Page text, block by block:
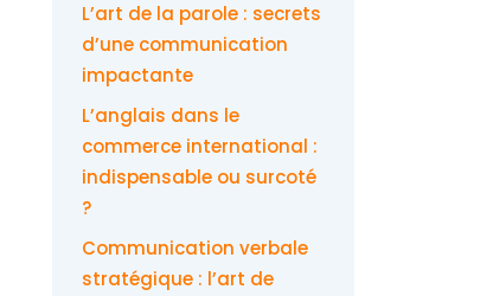
L’art de la parole : secrets
d’une communication
impactante
L’anglais dans le
commerce international :
indispensable ou surcoté
?
Communication verbale
stratégique : l’art de